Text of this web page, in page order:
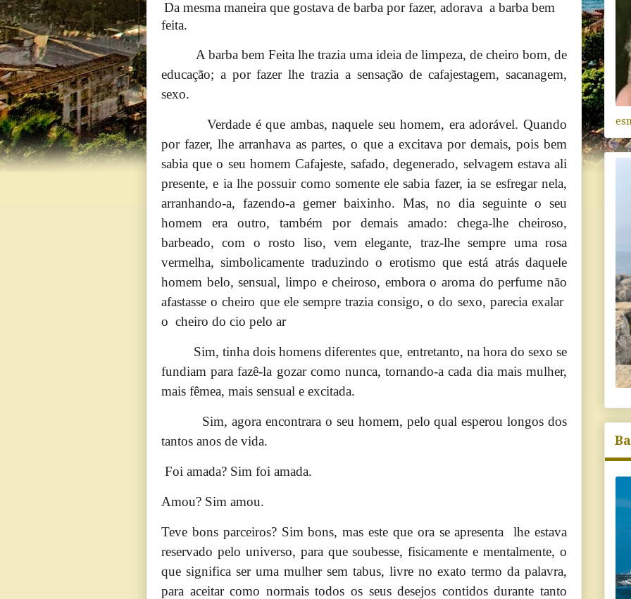
Da mesma maneira que gostava de barba por fazer, adorava a barba bem
feita.
A barba bem Feita lhe trazia uma ideia de limpeza, de cheiro bom, de
educação; a por fazer lhe trazia a sensação de cafajestagem, sacanagem,
sexo.
Verdade é que ambas, naquele seu homem, era adorável. Quando
por fazer, lhe arranhava as partes, o que a excitava por demais, pois bem
sabia que o seu homem Cafajeste, safado, degenerado, selvagem estava ali
presente, e ia lhe possuir como somente ele sabia fazer, ia se esfregar nela,
arranhando-a, fazendo-a gemer baixinho. Mas, no dia seguinte o seu
homem era outro, também por demais amado: chega-lhe cheiroso,
barbeado, com o rosto liso, vem elegante, traz-lhe sempre uma rosa
vermelha, simbolicamente traduzindo o erotismo que está atrás daquele
homem belo, sensual, limpo e cheiroso, embora o aroma do perfume não
afastasse o cheiro que ele sempre trazia consigo, o do sexo, parecia exalar
o cheiro do cio pelo ar
Sim, tinha dois homens diferentes que, entretanto, na hora do sexo se
fundiam para fazê-la gozar como nunca, tornando-a cada dia mais mulher,
mais fêmea, mais sensual e excitada.
Sim, agora encontrara o seu homem, pelo qual esperou longos dos
tantos anos de vida.
Foi amada? Sim foi amada.
Amou? Sim amou.
Teve bons parceiros? Sim bons, mas este que ora se apresenta lhe estava
reservado pelo universo, para que soubesse, fisicamente e mentalmente, o
que significa ser uma mulher sem tabus, livre no exato termo da palavra,
para aceitar como normais todos os seus desejos contidos durante tanto